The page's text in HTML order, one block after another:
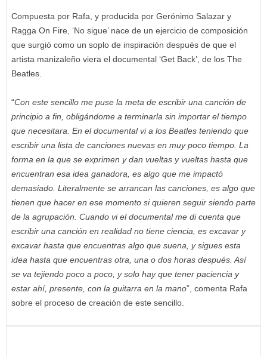
Compuesta por Rafa, y producida por Gerónimo Salazar y
Ragga On Fire, ‘No sigue’ nace de un ejercicio de composición
que surgió como un soplo de inspiración después de que el
artista manizaleño viera el documental ‘Get Back’, de los The
Beatles.
“Con este sencillo me puse la meta de escribir una canción de
principio a fin, obligándome a terminarla sin importar el tiempo
que necesitara. En el documental vi a los Beatles teniendo que
escribir una lista de canciones nuevas en muy poco tiempo. La
forma en la que se exprimen y dan vueltas y vueltas hasta que
encuentran esa idea ganadora, es algo que me impactó
demasiado. Literalmente se arrancan las canciones, es algo que
tienen que hacer en ese momento si quieren seguir siendo parte
de la agrupación. Cuando vi el documental me di cuenta que
escribir una canción en realidad no tiene ciencia, es excavar y
excavar hasta que encuentras algo que suena, y sigues esta
idea hasta que encuentras otra, una o dos horas después. Así
se va tejiendo poco a poco, y solo hay que tener paciencia y
estar ahí, presente, con la guitarra en la mano”, comenta Rafa
sobre el proceso de creación de este sencillo.